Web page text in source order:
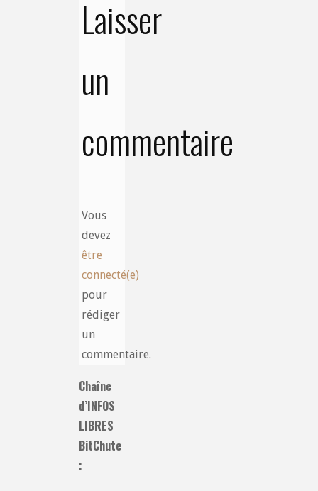
Laisser
un
commentaire
Vous
devez
être
connecté(e)
pour
rédiger
un
commentaire.
Chaîne
d’INFOS
LIBRES
BitChute
: